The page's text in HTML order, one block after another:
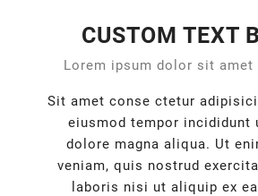
CUSTOM TEXT
Lorem ipsum dolor sit amet
Sit amet conse ctetur
eiusmod tempor incididunt
dolore magna aliqua. Ut
veniam, quis nostrud
laboris nisi ut aliquip ex